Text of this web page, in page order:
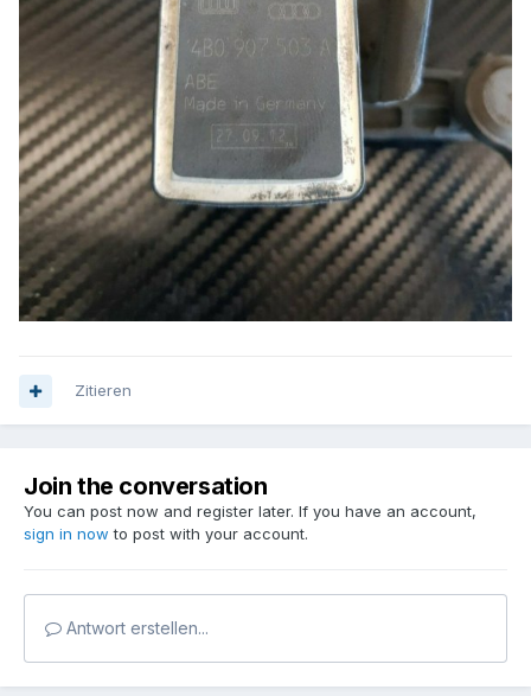
Zitieren
Join the conversation
You can post now and register later. If you have an account,
sign in now to post with your account.
Antwort erstellen...